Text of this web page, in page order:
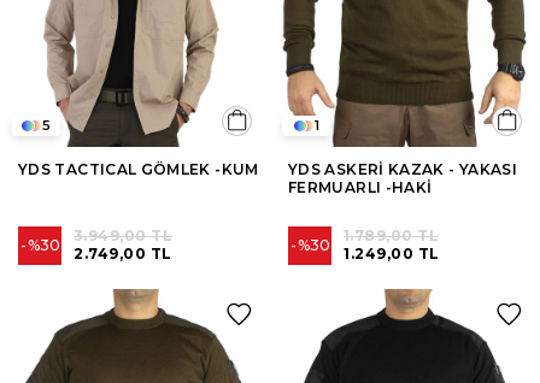
YDS TACTICAL GÖMLEK -KUM
%30 2.749,00 TL
3.949,00 TL
5
YDS ASKERİ KAZAK - YAKASI
FERMUARLI -HAKİ
%30 1.249,00 TL
1.789,00 TL
1